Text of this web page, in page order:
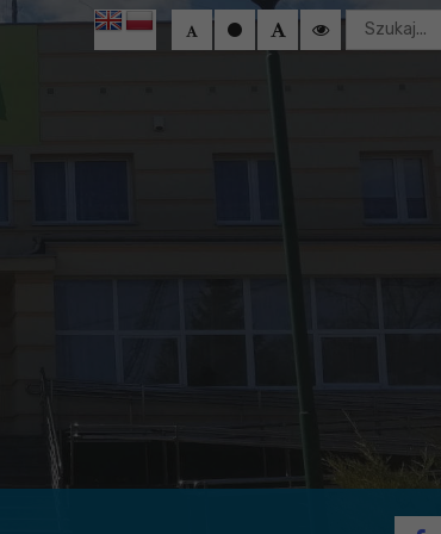
Wyszukaj